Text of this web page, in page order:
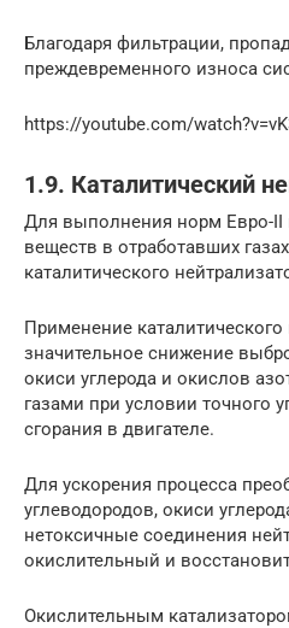
Благодаря фильтрации,
преждевременного износа
https://youtube.com/
1.9. Каталитический
Для выполнения норм Евро-II
веществ в отработавших
каталитического
Применение каталитического
значительное снижение
окиси углерода и окислов
газами при условии точного
сгорания в двигателе.
Для ускорения процесса
углеводородов, окиси
нетоксичные соединения
окислительный и
Окислительным